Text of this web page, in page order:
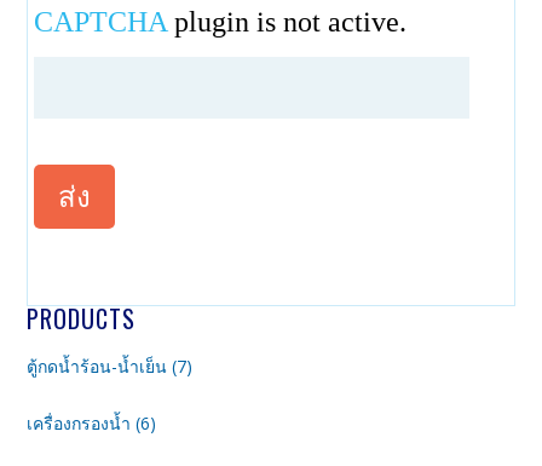
CAPTCHAplugin is not active.
PRODUCTS
ตู้กดน้ำร้อน-น้ำเย็น (7)
เครื่องกรองน้ำ (6)